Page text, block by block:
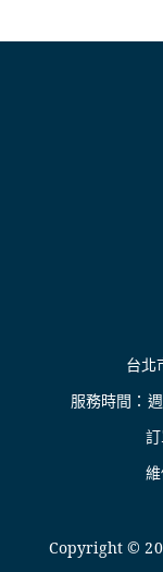
台北
服務時間：
Copyright ©